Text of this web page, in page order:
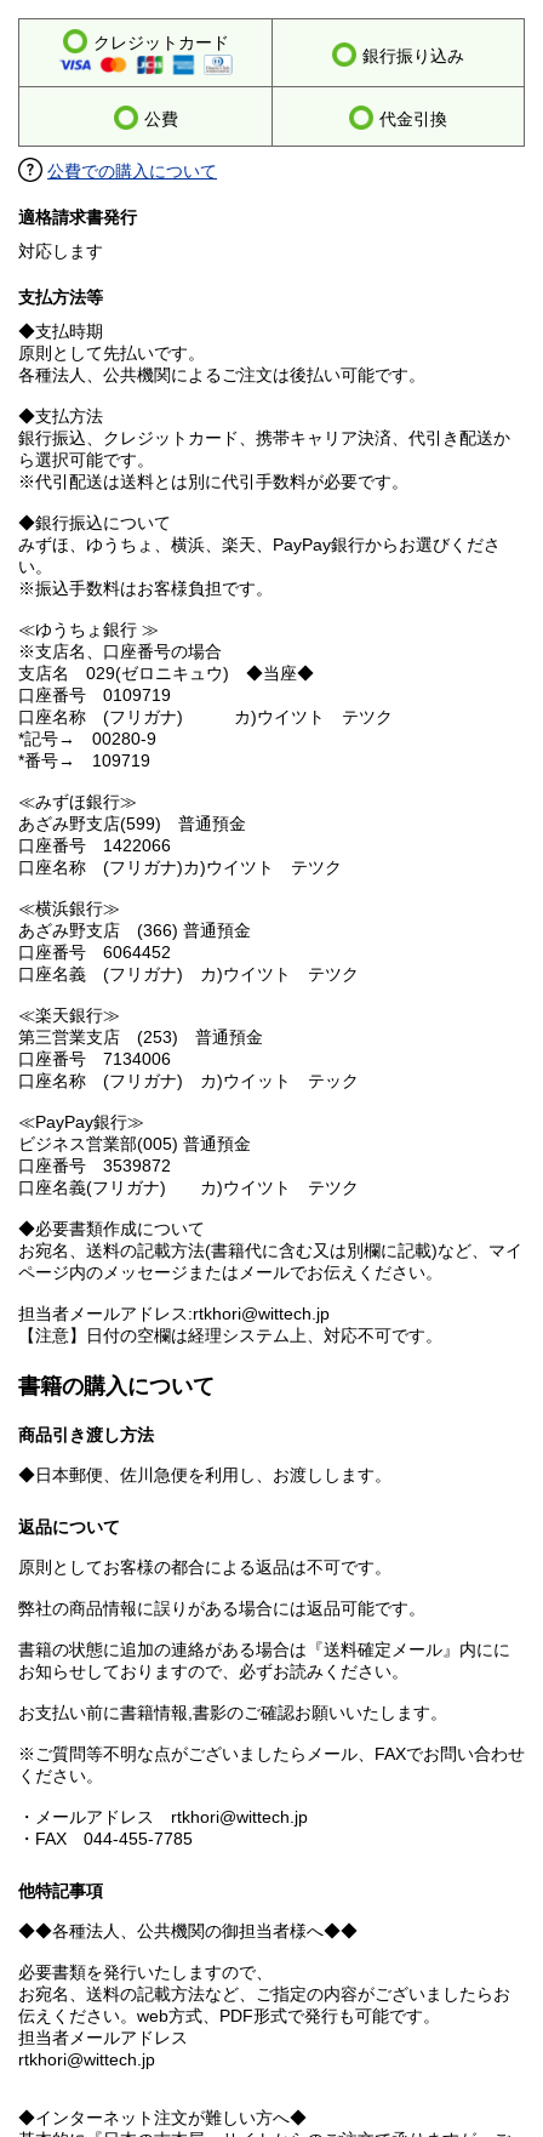
クレジットカード
銀行振り込み
公費 代金引換
公費での購入について
適格請求書発行
対応します
支払方法等
◆支払時期
原則として先払いです。
各種法人、公共機関によるご注文は後払い可能です。
◆支払方法
銀行振込、クレジットカード、携帯キャリア決済、代引き配送か
ら選択可能です。
※代引配送は送料とは別に代引手数料が必要です。
◆銀行振込について
みずほ、ゆうちょ、横浜、楽天、PayPay銀行からお選びくださ
い。
※振込手数料はお客様負担です。
≪ゆうちょ銀行 ≫
※支店名、口座番号の場合
支店名 029(ゼロニキュウ) ◆当座◆
口座番号 0109719
口座名称 (フリガナ) カ)ウイツト テツク
*記号→ 00280-9
*番号→ 109719
≪みずほ銀行≫
あざみ野支店(599) 普通預金
口座番号 1422066
口座名称 (フリガナ)カ)ウイツト テツク
≪横浜銀行≫
あざみ野支店 (366) 普通預金
口座番号 6064452
口座名義 (フリガナ) カ)ウイツト テツク
≪楽天銀行≫
第三営業支店 (253) 普通預金
口座番号 7134006
口座名称 (フリガナ) カ)ウイット テック
≪PayPay銀行≫
ビジネス営業部(005) 普通預金
口座番号 3539872
口座名義(フリガナ) カ)ウイツト テツク
◆必要書類作成について
お宛名、送料の記載方法(書籍代に含む又は別欄に記載)など、マイ
ページ内のメッセージまたはメールでお伝えください。
担当者メールアドレス:rtkhori@wittech.jp
【注意】日付の空欄は経理システム上、対応不可です。
書籍の購入について
商品引き渡し方法
◆日本郵便、佐川急便を利用し、お渡しします。
返品について
原則としてお客様の都合による返品は不可です。
弊社の商品情報に誤りがある場合には返品可能です。
書籍の状態に追加の連絡がある場合は『送料確定メール』内にに
お知らせしておりますので、必ずお読みください。
お支払い前に書籍情報,書影のご確認お願いいたします。
※ご質問等不明な点がございましたらメール、FAXでお問い合わせ
ください。
・メールアドレス rtkhori@wittech.jp
・FAX 044-455-7785
他特記事項
◆◆各種法人、公共機関の御担当者様へ◆◆
必要書類を発行いたしますので、
お宛名、送料の記載方法など、ご指定の内容がございましたらお
伝えください。web方式、PDF形式で発行も可能です。
担当者メールアドレス
rtkhori@wittech.jp
◆インターネット注文が難しい方へ◆